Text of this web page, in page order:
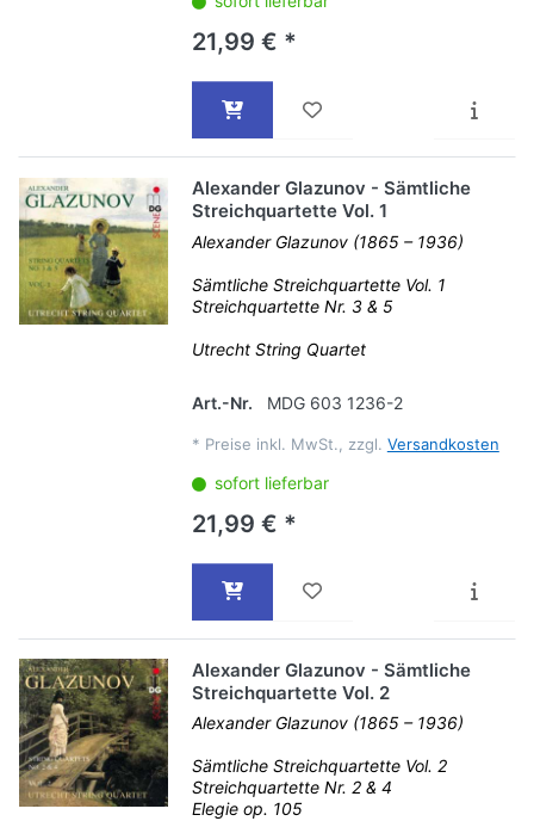
21,99 € *
Alexander Glazunov - Sämtliche
Streichquartette Vol. 1
Alexander Glazunov (1865 – 1936)
Sämtliche Streichquartette Vol. 1
Streichquartette Nr. 3 & 5
Utrecht String Quartet
Art.-Nr. MDG 603 1236-2
* Preise inkl. MwSt., zzgl. Versandkosten
sofort lieferbar
21,99 € *
Alexander Glazunov - Sämtliche
Streichquartette Vol. 2
Alexander Glazunov (1865 – 1936)
Sämtliche Streichquartette Vol. 2
Streichquartette Nr. 2 & 4
Elegie op. 105